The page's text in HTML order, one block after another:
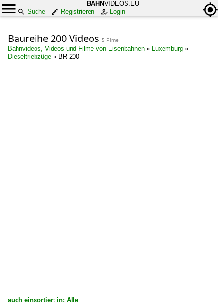
BAHNVIDEOS.EU
Suche
Registrieren Login
Baureihe 200 Videos 5 Filme
Bahnvideos, Videos und Filme von Eisenbahnen » Luxemburg »
Dieseltriebzüge » BR 200
auch einsortiert in: Alle